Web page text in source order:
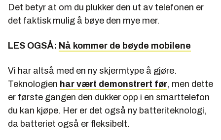
Det betyr at om du plukker den ut av telefonen er
det faktisk mulig å bøye den mye mer.
LES OGSÅ: Nå kommer de bøyde mobilene
Vi har altså med en ny skjermtype å gjøre.
Teknologien har vært demonstrert før, men dette
er første gangen den dukker opp i en smarttelefon
du kan kjøpe. Her er det også ny batteriteknologi,
da batteriet også er fleksibelt.